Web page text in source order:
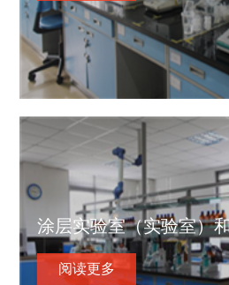
涂层实验室（实验室）
阅读更多